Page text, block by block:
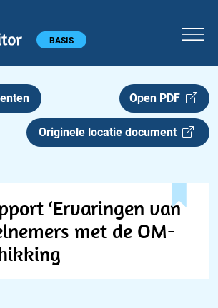
BASIS
Open PDF
Originele locatie document
‘Ervaringen van
met de OM-